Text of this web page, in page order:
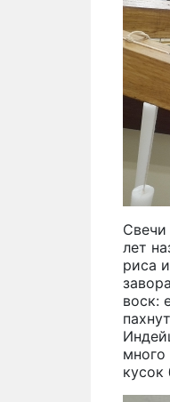
лет
риса
воск:
много
кусок